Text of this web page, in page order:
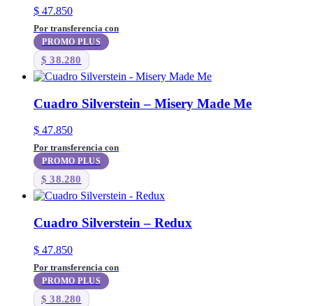
$ 47.850
Por transferencia con
PROMO PLUS
$ 38.280
Cuadro Silverstein – Misery Made Me
$ 47.850
Por transferencia con
PROMO PLUS
$ 38.280
Cuadro Silverstein – Redux
$ 47.850
Por transferencia con
PROMO PLUS
$ 38.280